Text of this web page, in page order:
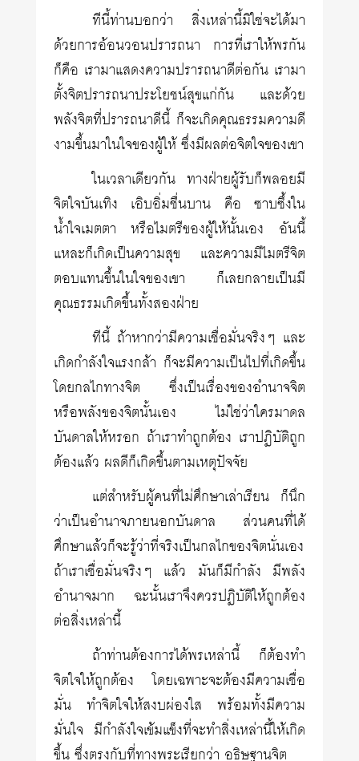
ทีนี้ท่านบอกว่า สิ่งเหล่านี้มิใช่จะได้มา
ด้วยการอ้อนวอนปรารถนา การที่เราให้พรกัน
ก็คือ เรามาแสดงความปรารถนาดีต่อกัน เรามา
ตั้งจิตปรารถนาประโยชน์สุขแก่กัน และด้วย
พลังจิตที่ปรารถนาดีนี้ ก็จะเกิดคุณธรรมความดี
งามขึ้นมาในใจของผู้ให้ ซึ่งมีผลต่อจิตใจของเขา
ในเวลาเดียวกัน ทางฝ่ายผู้รับก็พลอยมี
จิตใจบันเทิง เอิบอิ่มชื่นบาน คือ ซาบซึ้งใน
น้ำใจเมตตา หรือไมตรีของผู้ให้นั้นเอง อันนี้
แหละก็เกิดเป็นความสุข และความมีไมตรีจิต
ตอบแทนขึ้นในใจของเขา ก็เลยกลายเป็นมี
คุณธรรมเกิดขึ้นทั้งสองฝ่าย
ทีนี้ ถ้าหากว่ามีความเชื่อมั่นจริงๆ และ
เกิดกำลังใจแรงกล้า ก็จะมีความเป็นไปที่เกิดขึ้น
โดยกลไกทางจิต ซึ่งเป็นเรื่องของอำนาจจิต
หรือพลังของจิตนั้นเอง ไม่ใช่ว่าใครมาดล
บันดาลให้หรอก ถ้าเราทำถูกต้อง เราปฏิบัติถูก
ต้องแล้ว ผลดีก็เกิดขึ้นตามเหตุปัจจัย
แต่สำหรับผู้คนที่ไม่ศึกษาเล่าเรียน ก็นึก
ว่าเป็นอำนาจภายนอกบันดาล ส่วนคนที่ได้
ศึกษาแล้วก็จะรู้ว่าที่จริงเป็นกลไกของจิตนั่นเอง
ถ้าเราเชื่อมั่นจริงๆ แล้ว มันก็มีกำลัง มีพลัง
อำนาจมาก ฉะนั้นเราจึงควรปฏิบัติให้ถูกต้อง
ต่อสิ่งเหล่านี้
ถ้าท่านต้องการได้พรเหล่านี้ ก็ต้องทำ
จิตใจให้ถูกต้อง โดยเฉพาะจะต้องมีความเชื่อ
มั่น ทำจิตใจให้สงบผ่องใส พร้อมทั้งมีความ
มั่นใจ มีกำลังใจเข้มแข็งที่จะทำสิ่งเหล่านี้ให้เกิด
ขึ้น ซึ่งตรงกับที่ทางพระเรียกว่า อธิษฐานจิต